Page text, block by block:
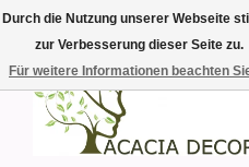
Durch die Nutzung unserer Webseite
zur Verbesserung dieser Seite zu.
Für weitere Informationen beachten